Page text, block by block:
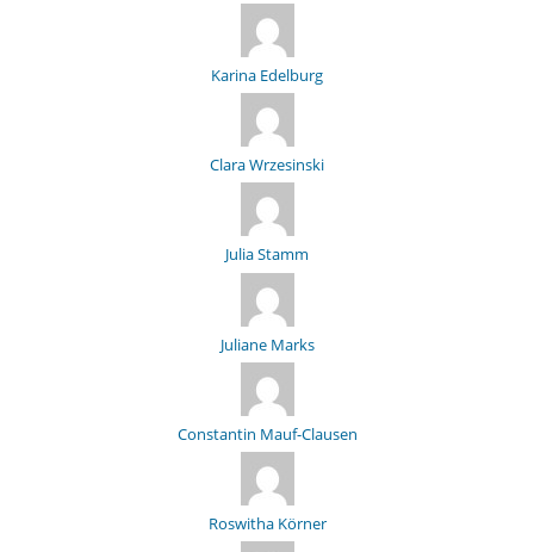
Karina Edelburg
Clara Wrzesinski
Julia Stamm
Juliane Marks
Constantin Mauf-Clausen
Roswitha Körner